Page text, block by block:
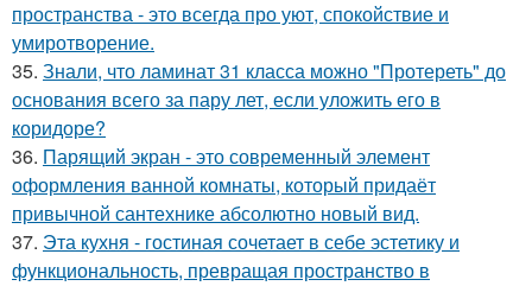
пространства - это всегда про уют, спокойствие и
умиротворение.
35. Знали, что ламинат 31 класса можно "Протереть" до
основания всего за пару лет, если уложить его в
коридоре?
36. Парящий экран - это современный элемент
оформления ванной комнаты, который придаёт
привычной сантехнике абсолютно новый вид.
37. Эта кухня - гостиная сочетает в себе эстетику и
функциональность, превращая пространство в